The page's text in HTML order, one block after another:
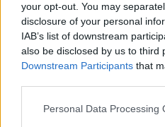
your opt-out. You may
disclosure of your personal
IAB’s list of downstream
also be disclosed by us to third
Downstream Participants that
Personal Data Processing
ΔΕΙΤΕ ΕΠΙΣΗΣ
ΣΤΗΝ ΙΔΙΑ